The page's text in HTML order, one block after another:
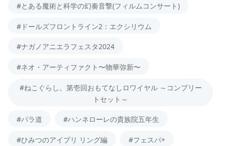
#とある魔術と科学の幻奏音撃(フィルムコンサート)
#ドールズフロントライン2：エクシリウム
#ナガノアニエラフェスタ2024
#ネオ・アーティファクト〜物華弥新〜
#ねこぐらし。第壱回おもてなしロワイヤル ～コンプリー
トセット～
#パラ道 #ハンネローレの貴族院五年生
#ひみつのアイプリ リング編 #フェスバ+